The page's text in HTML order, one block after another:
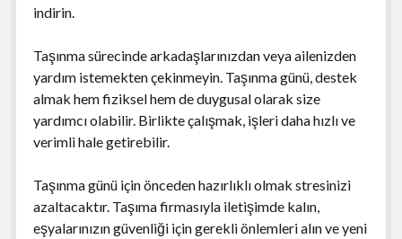
indirin.
Taşınma sürecinde arkadaşlarınızdan veya ailenizden
yardım istemekten çekinmeyin. Taşınma günü, destek
almak hem fiziksel hem de duygusal olarak size
yardımcı olabilir. Birlikte çalışmak, işleri daha hızlı ve
verimli hale getirebilir.
Taşınma günü için önceden hazırlıklı olmak stresinizi
azaltacaktır. Taşıma firmasıyla iletişimde kalın,
eşyalarınızın güvenliği için gerekli önlemleri alın ve yeni